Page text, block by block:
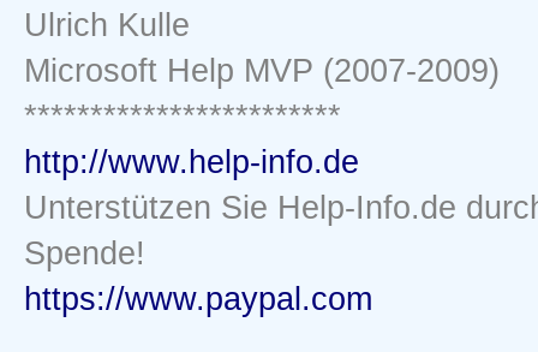
Ulrich Kulle
Microsoft Help MVP (2007-2009)
************************
http://www.help-info.de
Unterstützen Sie Help-Info.de
Spende!
https://www.paypal.com